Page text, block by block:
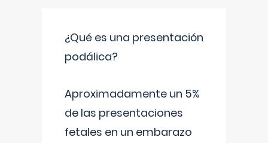
¿Qué es una presentación
podálica?
Aproximadamente un 5%
de las presentaciones
fetales en un embarazo